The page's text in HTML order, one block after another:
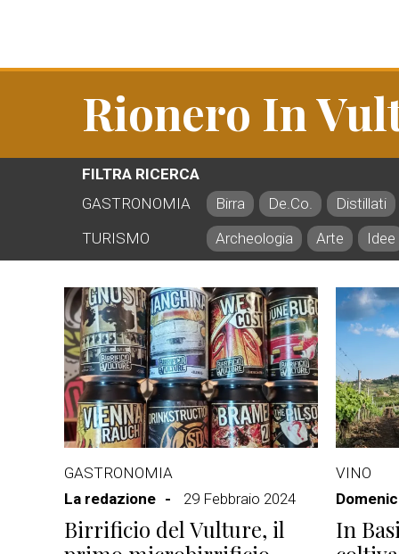
Rionero In
FILTRA RICERCA
GASTRONOMIA
Birra De.Co.
Distillati
TURISMO
Archeologia Arte Idee
GASTRONOMIA
La redazione
29 Febbraio 2024
Birrificio del Vulture, il
VINO
In